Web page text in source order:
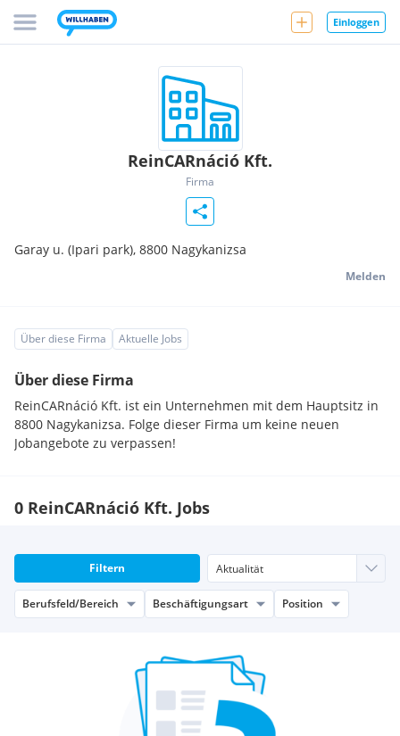
Einloggen
ReinCARnáció Kft.
Firma
Garay u. (Ipari park), 8800 Nagykanizsa
Melden
Über diese Firma Aktuelle Jobs
Über diese Firma
ReinCARnáció Kft. ist ein Unternehmen mit dem Hauptsitz in
8800 Nagykanizsa. Folge dieser Firma um keine neuen
Jobangebote zu verpassen!
0 ReinCARnáció Kft. Jobs
Filtern
Berufsfeld/Bereich Beschäftigungsart Position